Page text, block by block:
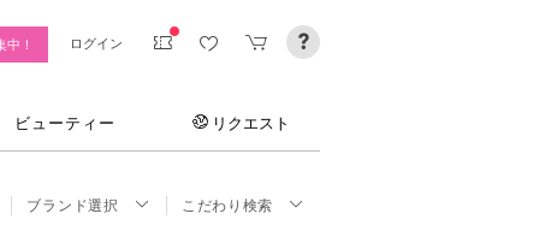
中！ ログイン
ビューティー リクエスト
ブランド選択 こだわり検索